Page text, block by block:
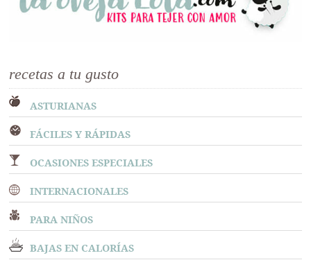
recetas a tu gusto
ASTURIANAS
FÁCILES Y RÁPIDAS
OCASIONES ESPECIALES
INTERNACIONALES
PARA NIÑOS
BAJAS EN CALORÍAS